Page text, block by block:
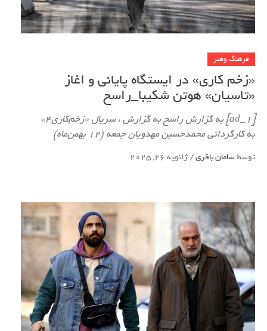
فرهنگ وهنر
«زخم کاری» در ایستگاه پایانی و اغاز
«تاسیان» هوتن شکیبا_راسخ
[ad_1] به گزارش راسخ به گزارش ، سریال «زخم‌کاری4»
به کارگردانی محمدحسین مهدویان جمعه (12 بهمن‌ماه)
توسطسامان باقری/ژانویه 26, 2025